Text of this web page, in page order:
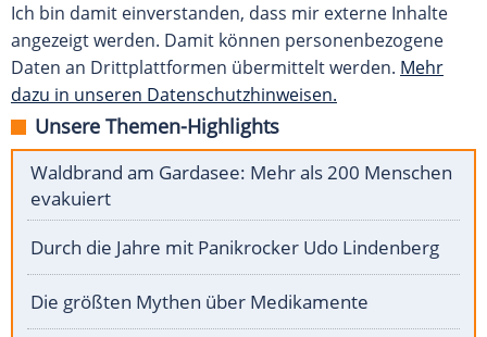
Ich bin damit einverstanden, dass mir externe Inhalte
angezeigt werden. Damit können personenbezogene
Daten an Drittplattformen übermittelt werden. Mehr
dazu in unseren Datenschutzhinweisen.
Unsere Themen-Highlights
Waldbrand am Gardasee: Mehr als 200 Menschen
evakuiert
Durch die Jahre mit Panikrocker Udo Lindenberg
Die größten Mythen über Medikamente